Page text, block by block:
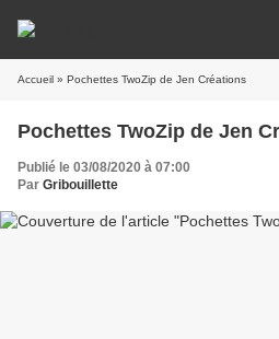
Accueil » Pochettes TwoZip de Jen Créations
Pochettes TwoZip de Jen
Publié le 03/08/2020 à 07:00
Par Gribouillette